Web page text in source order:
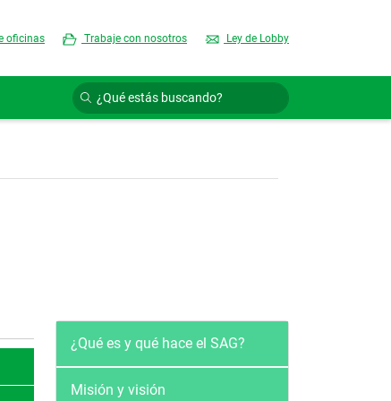
oficinas Trabaje con nosotros Ley de Lobby
Quienes somos
¿Qué es y qué hace el SAG?
Misión y visión